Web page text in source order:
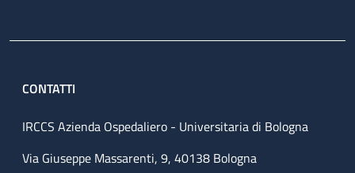
CONTATTI
IRCCS Azienda Ospedaliero - Universitaria di Bologna
Via Giuseppe Massarenti, 9, 40138 Bologna